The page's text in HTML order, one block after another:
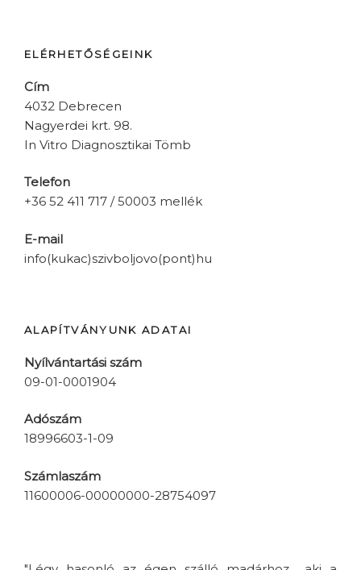
ELÉRHETŐSÉGEINK
Cím
4032 Debrecen
Nagyerdei krt. 98.
In Vitro Diagnosztikai Tömb
Telefon
+36 52 411 717 / 50003 mellék
E-mail
info(kukac)szivboljovo(pont)hu
ALAPÍTVÁNYUNK ADATAI
Nyílvántartási szám
09-01-0001904
Adószám
18996603-1-09
Számlaszám
11600006-00000000-28754097